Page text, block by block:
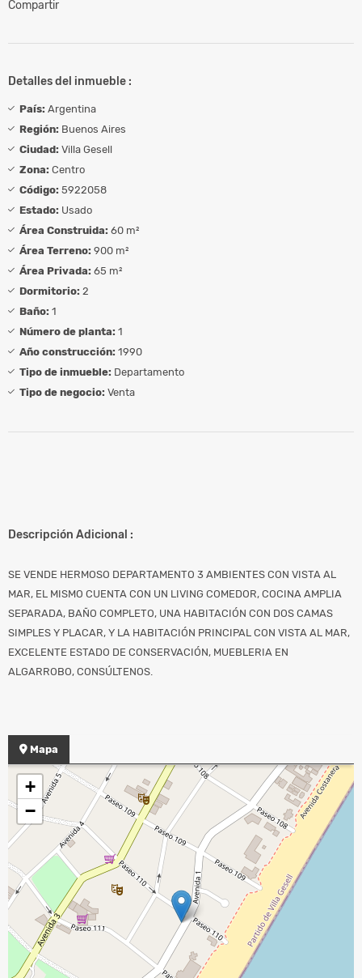
Compartir
Detalles del inmueble :
País: Argentina
Región: Buenos Aires
Ciudad: Villa Gesell
Zona: Centro
Código: 5922058
Estado: Usado
Área Construida: 60 m²
Área Terreno: 900 m²
Área Privada: 65 m²
Dormitorio: 2
Baño: 1
Número de planta: 1
Año construcción: 1990
Tipo de inmueble: Departamento
Tipo de negocio: Venta
Descripción Adicional :
SE VENDE HERMOSO DEPARTAMENTO 3 AMBIENTES CON VISTA AL
MAR, EL MISMO CUENTA CON UN LIVING COMEDOR, COCINA AMPLIA
SEPARADA, BAÑO COMPLETO, UNA HABITACIÓN CON DOS CAMAS
SIMPLES Y PLACAR, Y LA HABITACIÓN PRINCIPAL CON VISTA AL MAR,
EXCELENTE ESTADO DE CONSERVACIÓN, MUEBLERIA EN
ALGARROBO, CONSÚLTENOS.
Mapa
+
−